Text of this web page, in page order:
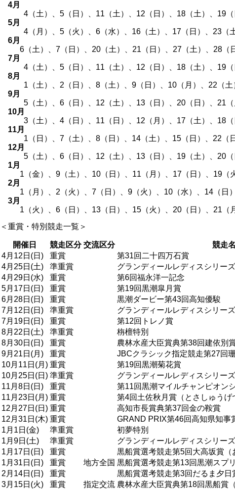
4月
4（土）、5（日）、11（土）、12（日）、18（土）、19（
5月
4（月）、5（火）、6（水）、16（土）、17（日）、23（土
6月
6（土）、7（日）、20（土）、21（日）、27（土）、28（日
7月
4（土）、5（日）、11（土）、12（日）、18（土）、19（
8月
1（土）、2（日）、8（土）、9（日）、10（月）、22（土
9月
5（土）、6（日）、12（土）、13（日）、20（日）、21（
10月
3（土）、4（日）、11（日）、12（月）、17（土）、18（
11月
1（日）、7（土）、8（日）、14（土）、15（日）、22（日
12月
5（土）、6（日）、12（土）、13（日）、19（土）、20（
1月
1（金）、9（土）、10（日）、11（月）、17（日）、19（火
2月
1（月）、2（火）、7（日）、9（火）、10（水）、14（日）
3月
1（火）、6（日）、13（日）、15（火）、20（日）、21（月
＜重賞・特別競走一覧＞
開催日 競走区分 交流区分 競走
4月12日(日)
重賞 第31回二十四万石賞
4月25日(土)
準重賞 グランディールレディスシリー
4月29日(水)
重賞 第6回福永洋一記念
5月17日(日)
重賞 第19回黒潮皐月賞
6月28日(日)
重賞 黒潮ダービー第43回高知優駿
7月12日(日)
準重賞 グランディールレディスシリー
7月19日(日)
重賞 第12回トレノ賞
8月22日(土)
準重賞 栴檀特別
8月30日(日)
重賞 農林水産大臣賞典第38回建依別
9月21日(月)
重賞 JBCクラシック指定競走第27回
10月11日(月) 重賞 第19回黒潮菊花賞
10月25日(日) 準重賞 グランディールレディスシリー
11月8日(日)
重賞 第11回黒潮マイルチャンピオン
11月23日(月) 重賞 第4回土佐秋月賞（とさしゅうげ
12月27日(日) 重賞 高知市長賞典第37回金の鞍賞
12月31日(木) 重賞 GRAND PRIX第46回高知県知事
1月1日(金)
準重賞 初夢特別
1月9日(土)
準重賞 グランディールレディスシリー
1月17日(日)
重賞 黒船賞選考競走第5回大高坂賞（
1月31日(日)
重賞 地方全国 黒船賞選考競走第13回黒潮スプ
2月14日(日)
重賞 黒船賞選考競走第3回だるま夕日
3月15日(火)
重賞 指定交流 農林水産大臣賞典第18回黒船賞